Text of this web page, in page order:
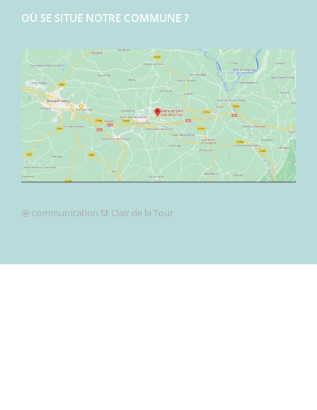
OÙ SE SITUE NOTRE COMMUNE ?
@ communication St Clair de la Tour